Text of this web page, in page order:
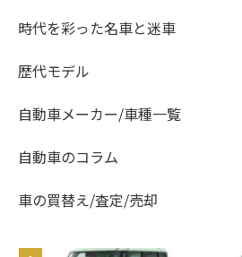
時代を彩った名車と迷車
歴代モデル
自動車メーカー/車種一覧
自動車のコラム
車の買替え/査定/売却